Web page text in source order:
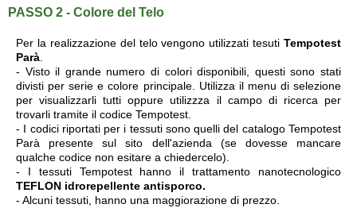
PASSO 2 - Colore del Telo
Per la realizzazione del telo vengono utilizzati tesuti Tempotest
Parà.
- Visto il grande numero di colori disponibili, questi sono stati
divisti per serie e colore principale. Utilizza il menu di selezione
per visualizzarli tutti oppure utilizzza il campo di ricerca per
trovarli tramite il codice Tempotest.
- I codici riportati per i tessuti sono quelli del catalogo Tempotest
Parà presente sul sito dell'azienda (se dovesse mancare
qualche codice non esitare a chiedercelo).
- I tessuti Tempotest hanno il trattamento nanotecnologico
TEFLON idrorepellente antisporco.
- Alcuni tessuti, hanno una maggiorazione di prezzo.